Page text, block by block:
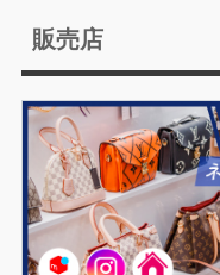
販売店